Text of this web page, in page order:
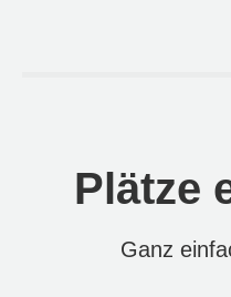
Plätze
Ganz